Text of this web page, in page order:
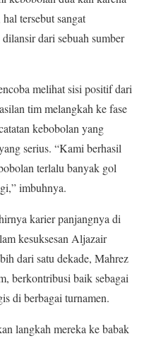
tersebut sangat
dari sebuah sumber
melihat sisi positif dari
tim melangkah ke fase
kebobolan yang
serius. “Kami berhasil
terlalu banyak gol
imbuhnya.
karier panjangnya di
kesuksesan Aljazair
dari satu dekade, Mahrez
berkontribusi baik sebagai
di berbagai turnamen.
langkah mereka ke babak